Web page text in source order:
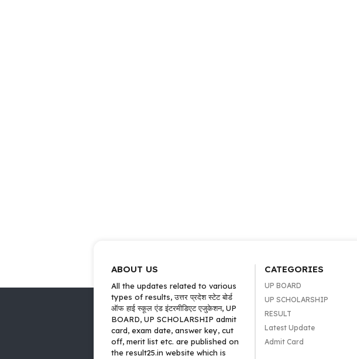
ABOUT US
All the updates related to various
types of results, उत्तर प्रदेश स्टेट बोर्ड
ऑफ हाई स्कूल एंड इंटरमीडिएट एजुकेशन, UP
BOARD, UP SCHOLARSHIP admit
card, exam date, answer key, cut
off, merit list etc. are published on
the result25.in website which is
CATEGORIES
UP BOARD
UP SCHOLARSHIP
RESULT
Latest Update
Admit Card